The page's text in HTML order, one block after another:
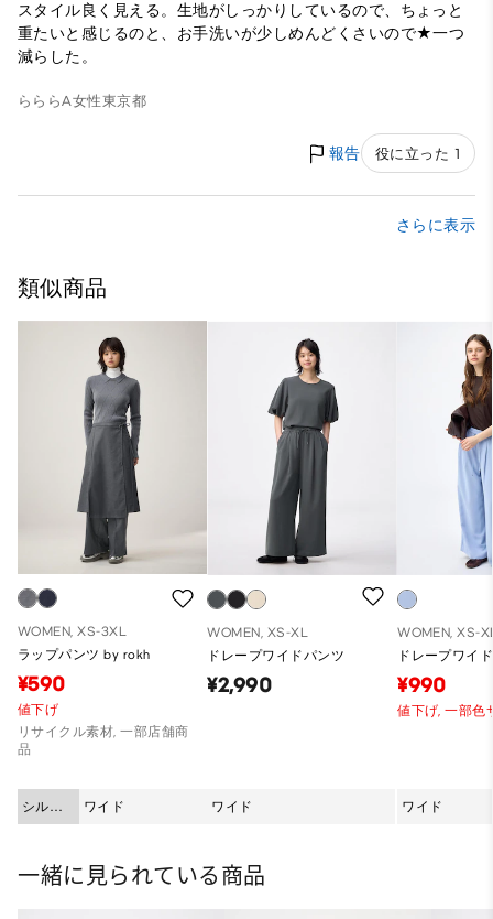
スタイル良く見える。生地がしっかりしているので、ちょっと
重たいと感じるのと、お手洗いが少しめんどくさいので★一つ
減らした。
らららA女性東京都
報告 役に立った 1
さらに表示
類似商品
WOMEN, XS-3XL
ラップパンツ by rokh
¥590
値下げ
リサイクル素材, 一部店舗商
品
シルエ
ット
ワイド
WOMEN, XS-XL
ドレープワイドパンツ
¥2,990
ワイド
WOMEN, XS-
ドレープワイ
¥990
値下げ,一部色
ワイド
一緒に見られている商品